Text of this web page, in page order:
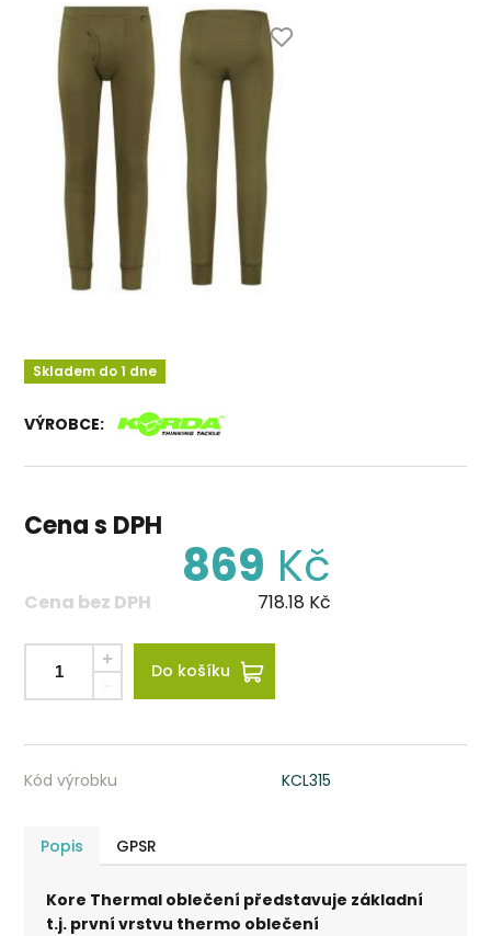
Skladem do 1 dne
VÝROBCE:
Cena s DPH
869 Kč
Cena bez DPH 718.18 Kč
Do košíku
Kód výrobku KCL315
Popis GPSR
Kore Thermal oblečení představuje základní
t.j. první vrstvu thermo oblečení